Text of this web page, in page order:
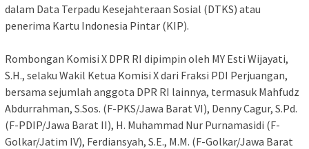
dalam Data Terpadu Kesejahteraan Sosial (DTKS) atau
penerima Kartu Indonesia Pintar (KIP).
Rombongan Komisi X DPR RI dipimpin oleh MY Esti Wijayati,
S.H., selaku Wakil Ketua Komisi X dari Fraksi PDI Perjuangan,
bersama sejumlah anggota DPR RI lainnya, termasuk Mahfudz
Abdurrahman, S.Sos. (F-PKS/Jawa Barat VI), Denny Cagur, S.Pd.
(F-PDIP/Jawa Barat II), H. Muhammad Nur Purnamasidi (F-
Golkar/Jatim IV), Ferdiansyah, S.E., M.M. (F-Golkar/Jawa Barat